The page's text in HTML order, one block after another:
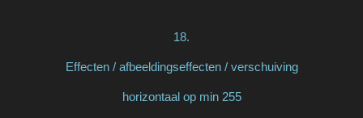
18.
Effecten / afbeeldingseffecten / verschuiving
horizontaal op min 255